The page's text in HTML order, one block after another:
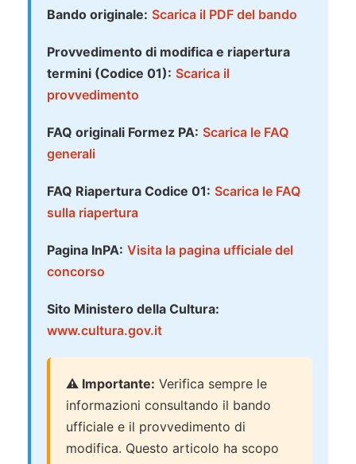
Bando originale: Scarica il PDF del bando
Provvedimento di modifica e riapertura
termini (Codice 01): Scarica il
provvedimento
FAQ originali Formez PA: Scarica le FAQ
generali
FAQ Riapertura Codice 01: Scarica le FAQ
sulla riapertura
Pagina InPA: Visita la pagina ufficiale del
concorso
Sito Ministero della Cultura:
www.cultura.gov.it
⚠️ Importante: Verifica sempre le
informazioni consultando il bando
ufficiale e il provvedimento di
modifica. Questo articolo ha scopo